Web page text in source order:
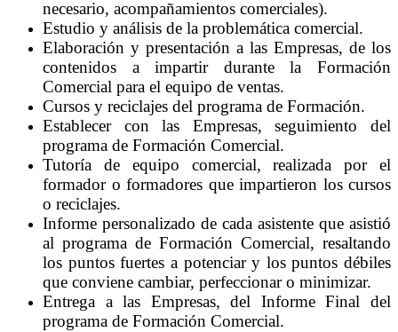
necesario, acompañamientos comerciales).
Estudio y análisis de la problemática comercial.
Elaboración y presentación a las Empresas, de los
contenidos a impartir durante la Formación
Comercial para el equipo de ventas.
Cursos y reciclajes del programa de Formación.
Establecer con las Empresas, seguimiento del
programa de Formación Comercial.
Tutoría de equipo comercial, realizada por el
formador o formadores que impartieron los cursos
o reciclajes.
Informe personalizado de cada asistente que asistió
al programa de Formación Comercial, resaltando
los puntos fuertes a potenciar y los puntos débiles
que conviene cambiar, perfeccionar o minimizar.
Entrega a las Empresas, del Informe Final del
programa de Formación Comercial.